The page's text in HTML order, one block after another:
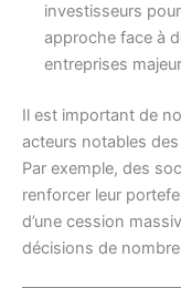
investisseurs
approche face à
entreprises
Il est important de
acteurs notables
Par exemple, des
renforcer leur
d’une cession
décisions de